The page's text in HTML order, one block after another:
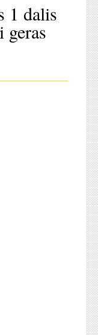
1 dalis
geras